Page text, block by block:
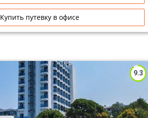
Купить путевку в офисе
9.3